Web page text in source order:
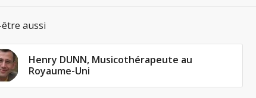
aussi
Henry DUNN, Musicothérapeute au
Royaume-Uni